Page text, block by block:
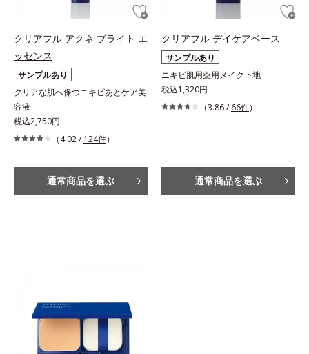
クリアフル アクネ ブライト エ
ッセンス
サンプルあり
クリアな肌へ保つニキビあとケア美
容液
税込2,750円
（4.02 / 124件）
通常商品を選ぶ
クリアフル デイケアベース
サンプルあり
ニキビ肌用薬用メイク下地
税込1,320円
（3.86 / 66件）
通常商品を選ぶ